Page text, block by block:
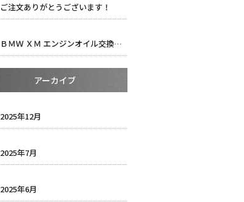
ご注文ありがとうございます！
ＢＭＷ ＸＭ エンジンオイル交換＆タイヤ交換
アーカイブ
2025年12月
2025年7月
2025年6月